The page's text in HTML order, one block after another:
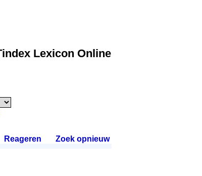
Lexicon Online
Reageren Zoek opnieuw.